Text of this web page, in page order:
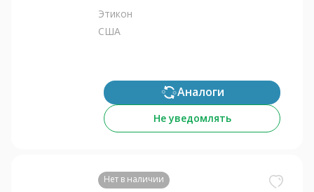
Этикон
США
Аналоги
Не уведомлять
Нет в наличии